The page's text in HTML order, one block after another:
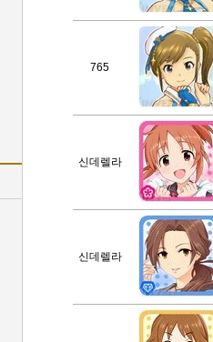
765
신데렐라
신데렐라